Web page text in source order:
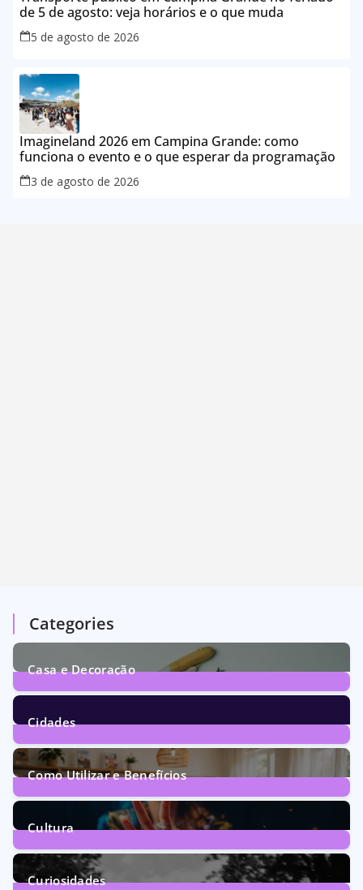
de 5 de agosto: veja horários e o que muda
5 de agosto de 2026
Imagineland 2026 em Campina Grande: como
funciona o evento e o que esperar da programação
3 de agosto de 2026
Categories
Casa e Decoração
1Post
Cidades
72Posts
Como Utilizar e Benefícios
160Posts
Cultura
246Posts
Curiosidades